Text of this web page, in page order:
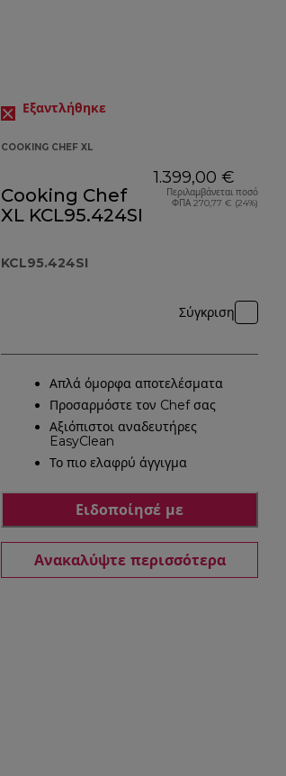
Εξαντλήθηκε
COOKING CHEF XL
Cooking Chef
XL KCL95.424SI
KCL95.424SI
1.399,00 €
Περιλαμβάνεται ποσό
ΦΠΑ 270,77 € (24%)
Σύγκριση
Απλά όμορφα αποτελέσματα
Προσαρμόστε τον Chef σας
Αξιόπιστοι αναδευτήρες
EasyClean
Το πιο ελαφρύ άγγιγμα
Ειδοποίησέ με
Ανακαλύψτε περισσότερα